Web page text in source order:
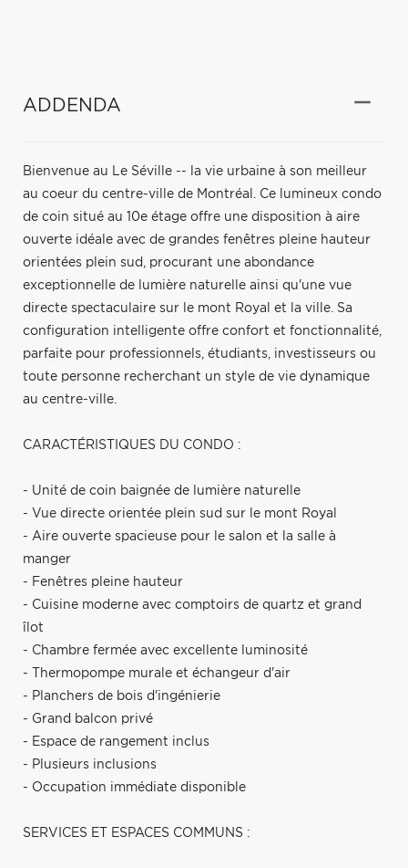
ADDENDA
Bienvenue au Le Séville -- la vie urbaine à son meilleur
au coeur du centre-ville de Montréal. Ce lumineux condo
de coin situé au 10e étage offre une disposition à aire
ouverte idéale avec de grandes fenêtres pleine hauteur
orientées plein sud, procurant une abondance
exceptionnelle de lumière naturelle ainsi qu'une vue
directe spectaculaire sur le mont Royal et la ville. Sa
configuration intelligente offre confort et fonctionnalité,
parfaite pour professionnels, étudiants, investisseurs ou
toute personne recherchant un style de vie dynamique
au centre-ville.
CARACTÉRISTIQUES DU CONDO :
- Unité de coin baignée de lumière naturelle
- Vue directe orientée plein sud sur le mont Royal
- Aire ouverte spacieuse pour le salon et la salle à
manger
- Fenêtres pleine hauteur
- Cuisine moderne avec comptoirs de quartz et grand
îlot
- Chambre fermée avec excellente luminosité
- Thermopompe murale et échangeur d'air
- Planchers de bois d'ingénierie
- Grand balcon privé
- Espace de rangement inclus
- Plusieurs inclusions
- Occupation immédiate disponible
SERVICES ET ESPACES COMMUNS :